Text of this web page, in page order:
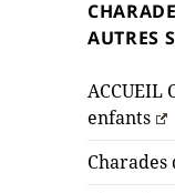
AUTRES
ACCUEIL
enfants
Charades